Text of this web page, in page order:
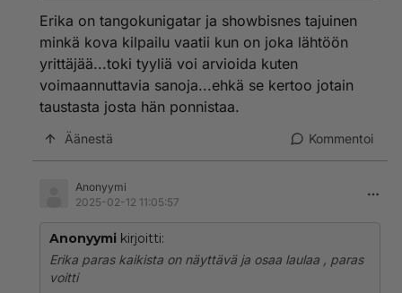
Erika on tangokunigatar ja showbisnes tajuinen
minkä kova kilpailu vaatii kun on joka lähtöön
yrittäjää...toki tyyliä voi arvioida kuten
voimaannuttavia sanoja...ehkä se kertoo jotain
taustasta josta hän ponnistaa.
Äänestä Kommentoi
Anonyymi
2025-02-12 11:05:57
Anonyymi kirjoitti:
Erika paras kaikista on näyttävä ja osaa laulaa , paras
voitti